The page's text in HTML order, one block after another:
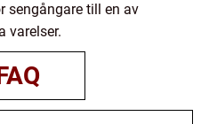
sengångare till en av
varelser.